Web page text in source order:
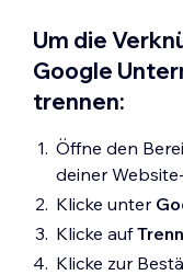
Um die
Google
trennen:
Öffne den
deiner
Klicke unter
Klicke auf
Klicke zur